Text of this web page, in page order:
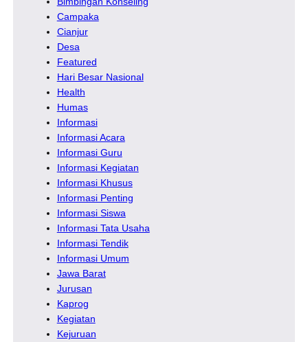
Campaka
Cianjur
Desa
Featured
Hari Besar Nasional
Health
Humas
Informasi
Informasi Acara
Informasi Guru
Informasi Kegiatan
Informasi Khusus
Informasi Penting
Informasi Siswa
Informasi Tata Usaha
Informasi Tendik
Informasi Umum
Jawa Barat
Jurusan
Kaprog
Kegiatan
Kejuruan